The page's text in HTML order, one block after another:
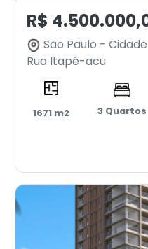
R$
São Paulo -
Rua Itapé-acu
1671 m2 3 Quartos